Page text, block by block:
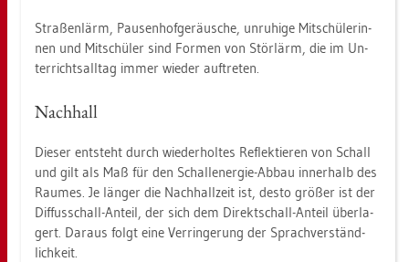
Stra­ßen­lärm, Pau­sen­hof­ge­räu­sche, un­ru­hi­ge Mit­schü­le­rin­
nen und Mit­schü­ler sind For­men von Stör­lärm, die im Un­
ter­richt­s­all­tag immer wie­der auf­tre­ten.
Nach­hall
Die­ser ent­steht durch wie­der­hol­tes Re­flek­tie­ren von Schall
und gilt als Maß für den Schall­ener­gie-Abbau in­ner­halb des
Rau­mes. Je län­ger die Nach­hall­zeit ist, desto grö­ßer ist der
Dif­fus­schall-An­teil, der sich dem Di­rekt­schall-An­teil über­la­
gert. Dar­aus folgt eine Ver­rin­ge­rung der Sprach­ver­ständ­
lich­keit.